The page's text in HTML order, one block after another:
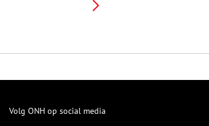
blekerij en
Volg ONH op social media